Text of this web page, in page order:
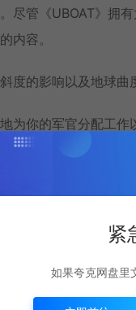
尽管《UBOAT》拥
内容。
度的影响以及地球曲
为你的军官分配工
米甲板火炮，自己动
紧
如果夸克网盘里